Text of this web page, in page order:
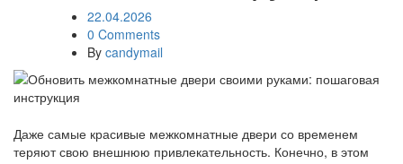
22.04.2026
0 Comments
By candymail
Даже самые красивые межкомнатные двери со временем
теряют свою внешнюю привлекательность. Конечно, в этом